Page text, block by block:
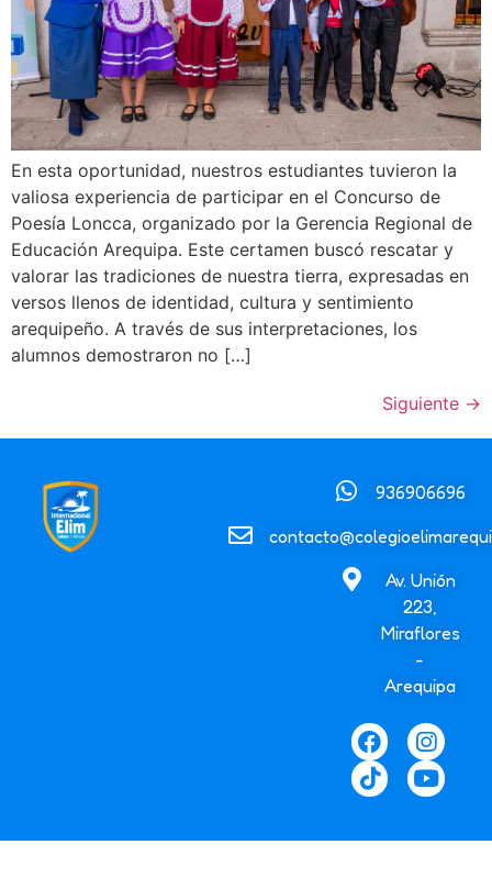
En esta oportunidad, nuestros estudiantes tuvieron la
valiosa experiencia de participar en el Concurso de
Poesía Loncca, organizado por la Gerencia Regional de
Educación Arequipa. Este certamen buscó rescatar y
valorar las tradiciones de nuestra tierra, expresadas en
versos llenos de identidad, cultura y sentimiento
arequipeño. A través de sus interpretaciones, los
alumnos demostraron no […]
Siguiente →
936906696
Av. Unión
223,
Miraflores
-
Arequipa